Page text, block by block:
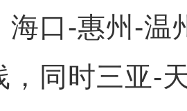
海口-惠州-温
，同时三亚-